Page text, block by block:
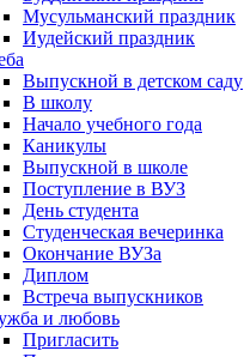
Мусульманский праздник
Иудейский праздник
Выпускной в детском саду
В школу
Начало учебного года
Каникулы
Выпускной в школе
Поступление в ВУЗ
День студента
Студенческая вечеринка
Окончание ВУЗа
Диплом
Встреча выпускников
и любовь
Пригласить